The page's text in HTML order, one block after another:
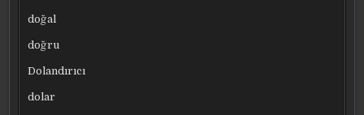
doğal
doğru
Dolandırıcı
dolar